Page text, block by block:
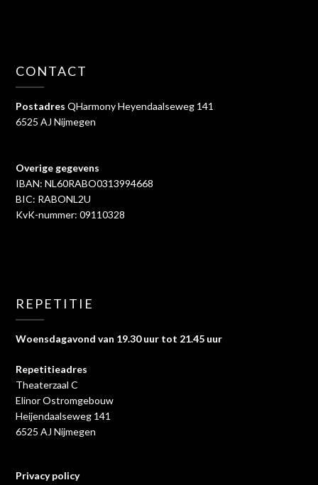
CONTACT
Postadres QHarmony Heyendaalseweg 141
6525 AJ Nijmegen
Overige gegevens
IBAN: NL60RABO0313994668
BIC: RABONL2U
KvK-nummer: 09110328
REPETITIE
Woensdagavond van 19.30 uur tot 21.45 uur
Repetitieadres
Theaterzaal C
Elinor Ostromgebouw
Heijendaalseweg 141
6525 AJ Nijmegen
Privacy policy